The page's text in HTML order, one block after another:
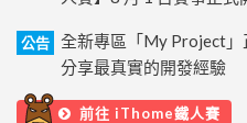
公告
全新專區「My Project」
分享最真實的開發經驗
前往 iThome鐵人賽